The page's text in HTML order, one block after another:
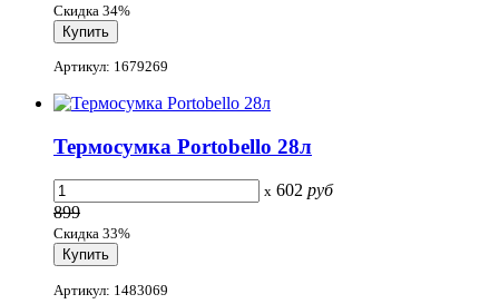
Скидка 34%
Артикул: 1679269
Термосумка Portobello 28л
x 602 руб
899
Скидка 33%
Артикул: 1483069